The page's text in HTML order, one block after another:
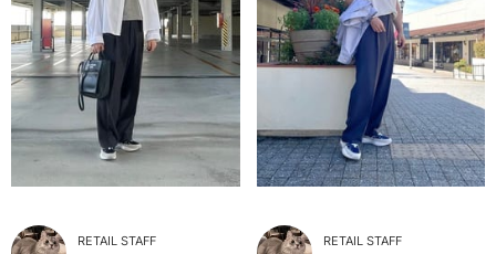
RETAIL STAFF
RETAIL STAFF